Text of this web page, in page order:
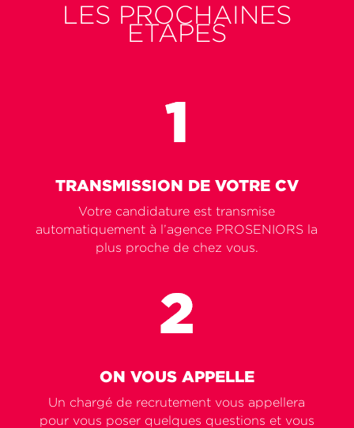
LES PROCHAINES
ETAPES
TRANSMISSION DE VOTRE CV
Votre candidature est transmise
automatiquement à l’agence PROSENIORS la
plus proche de chez vous.
ON VOUS APPELLE
Un chargé de recrutement vous appellera
pour vous poser quelques questions et vous